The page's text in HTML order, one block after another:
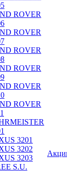
ROVER
ROVER
ROVER
ROVER
ROVER
ROVER
3201
3202
3203
S.U.